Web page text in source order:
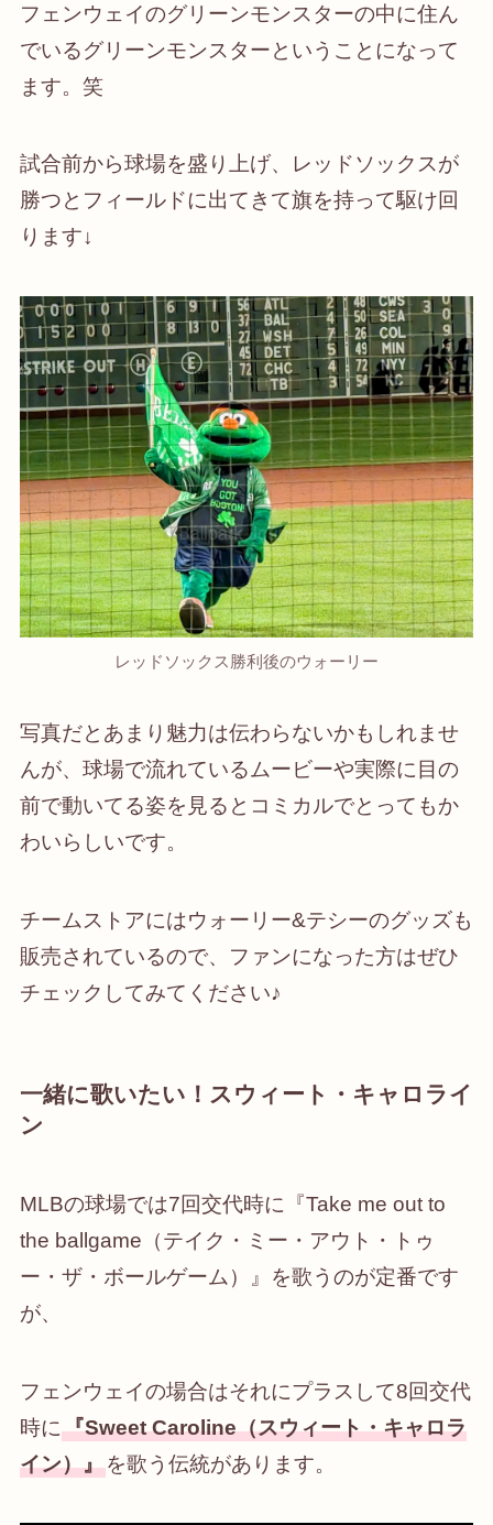
フェンウェイのグリーンモンスターの中に住ん
でいるグリーンモンスターということになって
ます。笑
試合前から球場を盛り上げ、レッドソックスが
勝つとフィールドに出てきて旗を持って駆け回
ります↓
レッドソックス勝利後のウォーリー
写真だとあまり魅力は伝わらないかもしれませ
んが、球場で流れているムービーや実際に目の
前で動いてる姿を見るとコミカルでとってもか
わいらしいです。
チームストアにはウォーリー&テシーのグッズも
販売されているので、ファンになった方はぜひ
チェックしてみてください♪
一緒に歌いたい！スウィート・キャロライ
ン
MLBの球場では7回交代時に『Take me out to
the ballgame（テイク・ミー・アウト・トゥ
ー・ザ・ボールゲーム）』を歌うのが定番です
が、
フェンウェイの場合はそれにプラスして8回交代
時に『Sweet Caroline（スウィート・キャロラ
イン）』を歌う伝統があります。